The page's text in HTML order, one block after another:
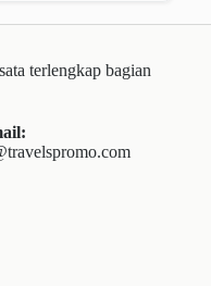
terlengkap bagian